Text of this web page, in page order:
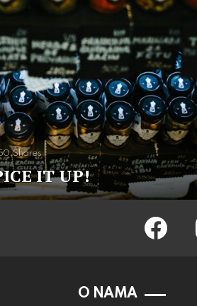
Shares
IT UP!
facebook
O NAMA